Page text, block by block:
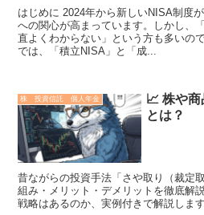
はじめに 2024年から新しいNISA制度
への関心が高まっています。しかし、
直よくわからない」という方も多いの
では、「積立NISA」と「成...
株 投資信託 個人年金
📈 株や商
とは？
昔ながらの投資手法「さや取り（裁定
組み・メリット・デメリットを徹底解
戦略はあるのか、実例付きで解説します